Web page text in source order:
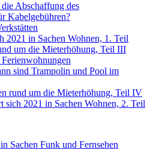
die Abschaffung des
Kabelgebühren?
2021 in Sachen Wohnen, 1. Teil
um die Mieterhöhung, Teil III
sind Trampolin und Pool im
rund um die Mieterhöhung, Teil IV
sich 2021 in Sachen Wohnen, 2. Teil
Sachen Funk und Fernsehen